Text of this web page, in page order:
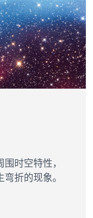
时空特性，
折的现象。